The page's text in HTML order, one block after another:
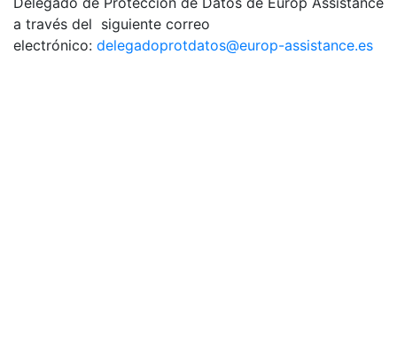
a través del siguiente correo
electrónico: delegadoprotdatos@europ-assistance.es